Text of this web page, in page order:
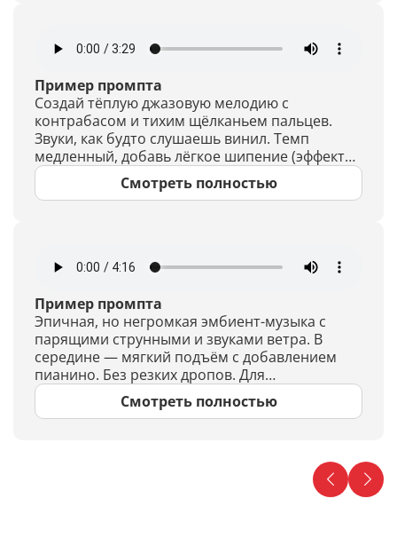
Пример промпта
Создай тёплую джазовую мелодию с
контрабасом и тихим щёлканьем пальцев.
Звуки, как будто слушаешь винил. Темп
медленный, добавь лёгкое шипение (эффект
старой записи).Смотреть полностью
Пример промпта
Эпичная, но негромкая эмбиент-музыка с
парящими струнными и звуками ветра. В
середине — мягкий подъём с добавлением
пианино. Без резких дропов. Для
замедленного видео с рассветом и облаками.
Смотреть полностью